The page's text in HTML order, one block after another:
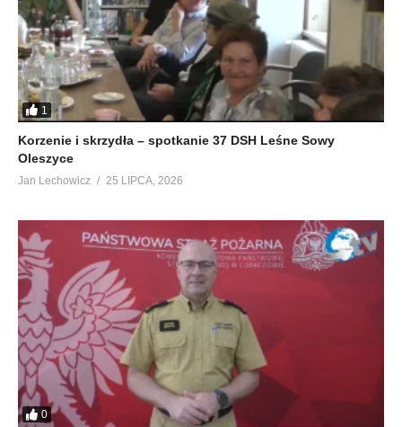
1
Korzenie i skrzydła – spotkanie 37 DSH Leśne Sowy
Oleszyce
Jan Lechowicz 25 LIPCA, 2026
0